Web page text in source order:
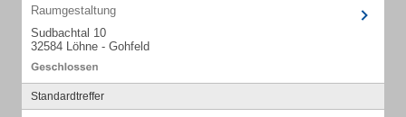
Raumgestaltung
Sudbachtal 10
32584 Löhne - Gohfeld
Standardtreffer